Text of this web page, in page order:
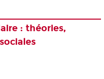
: théories,